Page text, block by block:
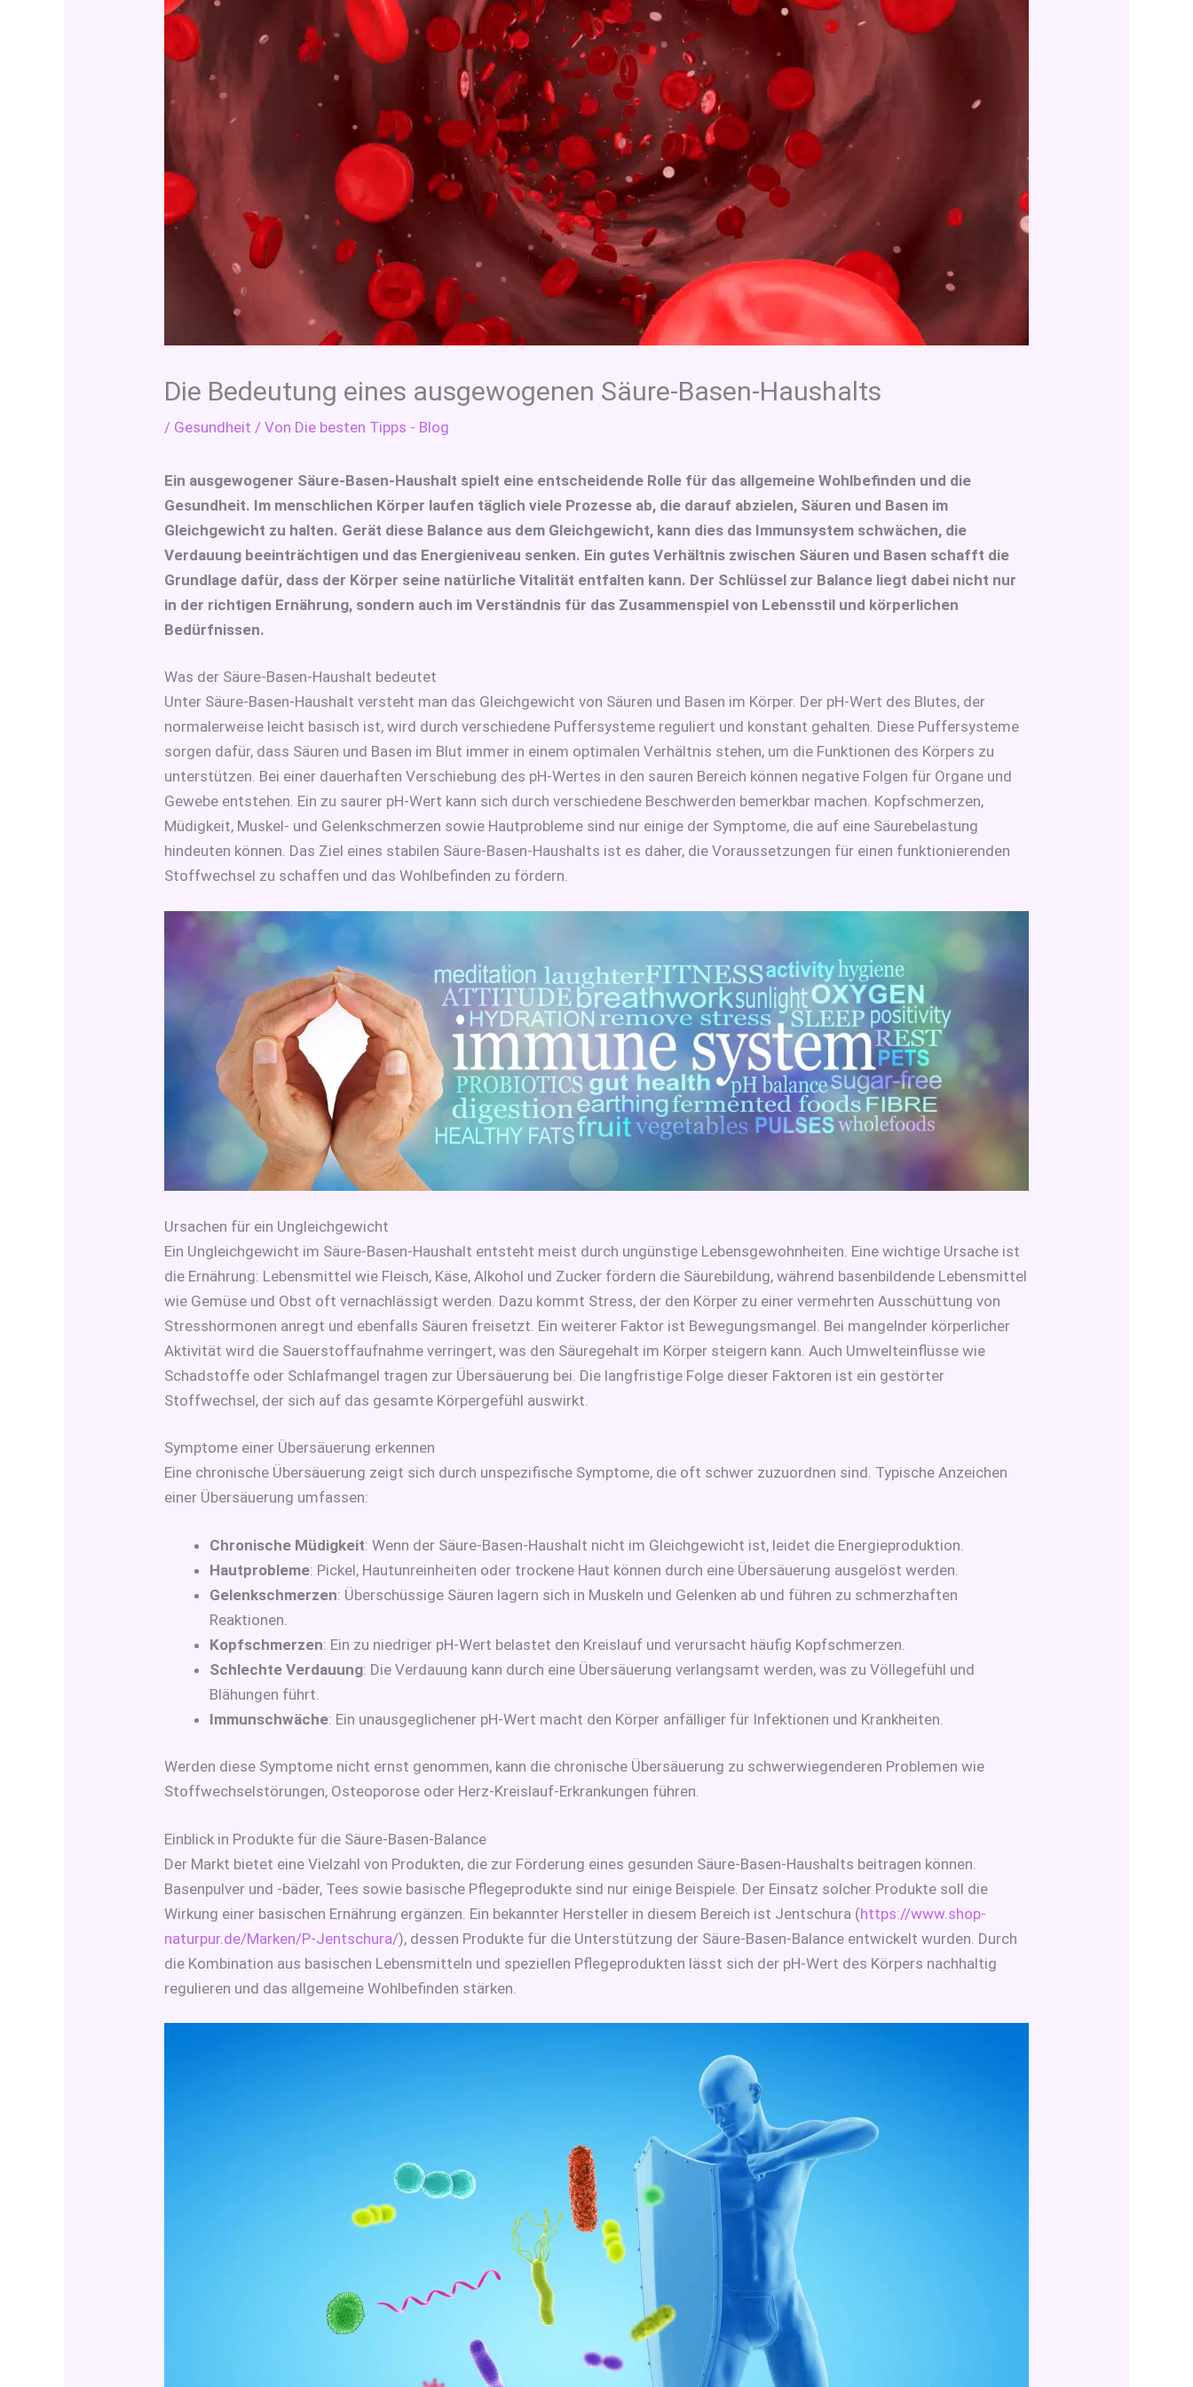
Die Bedeutung eines ausgewogenen Säure-Basen-Haushalts
/ Gesundheit / Von Die besten Tipps - Blog
Ein ausgewogener Säure-Basen-Haushalt spielt eine entscheidende Rolle für das allgemeine Wohlbefinden und die
Gesundheit. Im menschlichen Körper laufen täglich viele Prozesse ab, die darauf abzielen, Säuren und Basen im
Gleichgewicht zu halten. Gerät diese Balance aus dem Gleichgewicht, kann dies das Immunsystem schwächen, die
Verdauung beeinträchtigen und das Energieniveau senken. Ein gutes Verhältnis zwischen Säuren und Basen schafft die
Grundlage dafür, dass der Körper seine natürliche Vitalität entfalten kann. Der Schlüssel zur Balance liegt dabei nicht nur
in der richtigen Ernährung, sondern auch im Verständnis für das Zusammenspiel von Lebensstil und körperlichen
Bedürfnissen.
Was der Säure-Basen-Haushalt bedeutet
Unter Säure-Basen-Haushalt versteht man das Gleichgewicht von Säuren und Basen im Körper. Der pH-Wert des Blutes, der
normalerweise leicht basisch ist, wird durch verschiedene Puffersysteme reguliert und konstant gehalten. Diese Puffersysteme
sorgen dafür, dass Säuren und Basen im Blut immer in einem optimalen Verhältnis stehen, um die Funktionen des Körpers zu
unterstützen. Bei einer dauerhaften Verschiebung des pH-Wertes in den sauren Bereich können negative Folgen für Organe und
Gewebe entstehen. Ein zu saurer pH-Wert kann sich durch verschiedene Beschwerden bemerkbar machen. Kopfschmerzen,
Müdigkeit, Muskel- und Gelenkschmerzen sowie Hautprobleme sind nur einige der Symptome, die auf eine Säurebelastung
hindeuten können. Das Ziel eines stabilen Säure-Basen-Haushalts ist es daher, die Voraussetzungen für einen funktionierenden
Stoffwechsel zu schaffen und das Wohlbefinden zu fördern.
Ursachen für ein Ungleichgewicht
Ein Ungleichgewicht im Säure-Basen-Haushalt entsteht meist durch ungünstige Lebensgewohnheiten. Eine wichtige Ursache ist
die Ernährung: Lebensmittel wie Fleisch, Käse, Alkohol und Zucker fördern die Säurebildung, während basenbildende Lebensmittel
wie Gemüse und Obst oft vernachlässigt werden. Dazu kommt Stress, der den Körper zu einer vermehrten Ausschüttung von
Stresshormonen anregt und ebenfalls Säuren freisetzt. Ein weiterer Faktor ist Bewegungsmangel. Bei mangelnder körperlicher
Aktivität wird die Sauerstoffaufnahme verringert, was den Säuregehalt im Körper steigern kann. Auch Umwelteinflüsse wie
Schadstoffe oder Schlafmangel tragen zur Übersäuerung bei. Die langfristige Folge dieser Faktoren ist ein gestörter
Stoffwechsel, der sich auf das gesamte Körpergefühl auswirkt.
Symptome einer Übersäuerung erkennen
Eine chronische Übersäuerung zeigt sich durch unspezifische Symptome, die oft schwer zuzuordnen sind. Typische Anzeichen
einer Übersäuerung umfassen:
Chronische Müdigkeit: Wenn der Säure-Basen-Haushalt nicht im Gleichgewicht ist, leidet die Energieproduktion.
Hautprobleme: Pickel, Hautunreinheiten oder trockene Haut können durch eine Übersäuerung ausgelöst werden.
Gelenkschmerzen: Überschüssige Säuren lagern sich in Muskeln und Gelenken ab und führen zu schmerzhaften
Reaktionen.
Kopfschmerzen: Ein zu niedriger pH-Wert belastet den Kreislauf und verursacht häufig Kopfschmerzen.
Schlechte Verdauung: Die Verdauung kann durch eine Übersäuerung verlangsamt werden, was zu Völlegefühl und
Blähungen führt.
Immunschwäche: Ein unausgeglichener pH-Wert macht den Körper anfälliger für Infektionen und Krankheiten.
Werden diese Symptome nicht ernst genommen, kann die chronische Übersäuerung zu schwerwiegenderen Problemen wie
Stoffwechselstörungen, Osteoporose oder Herz-Kreislauf-Erkrankungen führen.
Einblick in Produkte für die Säure-Basen-Balance
Der Markt bietet eine Vielzahl von Produkten, die zur Förderung eines gesunden Säure-Basen-Haushalts beitragen können.
Basenpulver und -bäder, Tees sowie basische Pflegeprodukte sind nur einige Beispiele. Der Einsatz solcher Produkte soll die
Wirkung einer basischen Ernährung ergänzen. Ein bekannter Hersteller in diesem Bereich ist Jentschura (https://www.shop-
naturpur.de/Marken/P-Jentschura/), dessen Produkte für die Unterstützung der Säure-Basen-Balance entwickelt wurden. Durch
die Kombination aus basischen Lebensmitteln und speziellen Pflegeprodukten lässt sich der pH-Wert des Körpers nachhaltig
regulieren und das allgemeine Wohlbefinden stärken.